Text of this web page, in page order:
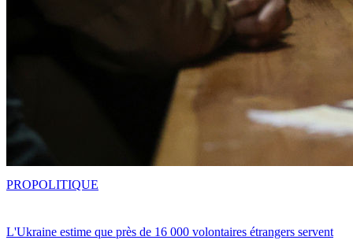
L'Ukraine estime que près de 16 000 volontaires étrangers servent
PROPOLITIQUE